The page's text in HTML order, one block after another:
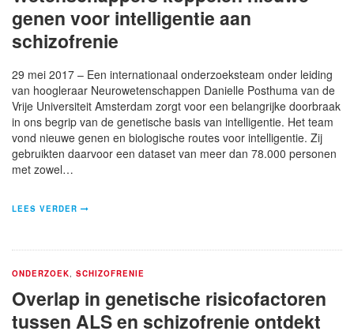
genen voor intelligentie aan
schizofrenie
29 mei 2017 – Een internationaal onderzoeksteam onder leiding
van hoogleraar Neurowetenschappen Danielle Posthuma van de
Vrije Universiteit Amsterdam zorgt voor een belangrijke doorbraak
in ons begrip van de genetische basis van intelligentie. Het team
vond nieuwe genen en biologische routes voor intelligentie. Zij
gebruikten daarvoor een dataset van meer dan 78.000 personen
met zowel…
LEES VERDER
ONDERZOEK SCHIZOFRENIE
Overlap in genetische risicofactoren
tussen ALS en schizofrenie ontdekt